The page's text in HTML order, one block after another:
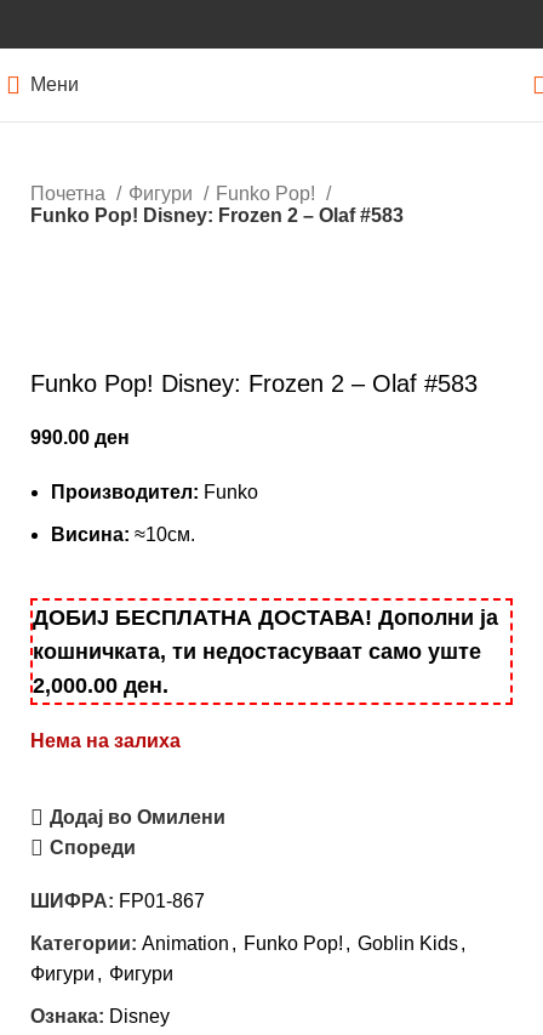
Мени
Почетна Фигури
Funko Pop!
Funko Pop! Disney: Frozen 2 – Olaf #583
Funko Pop! Disney: Frozen 2 – Olaf #583
990.00 ден
Производител: Funko
Висина: ≈10см.
ДОБИЈ БЕСПЛАТНА ДОСТАВА! Дополни ја
кошничката, ти недостасуваат само уште
2,000.00 ден.
Нема на залиха
Додај во Омилени
Спореди
ШИФРА: FP01-867
Категории: Animation , Funko Pop! , Goblin Kids,
Фигури , Фигури
Ознака: Disney